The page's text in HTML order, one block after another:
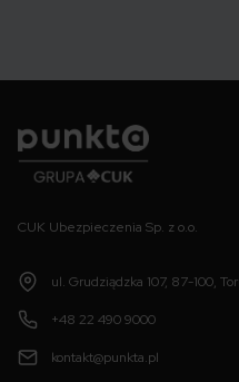
CUK Ubezpieczenia Sp. z o.o.
ul. Grudziądzka 107, 87-100,
+48 22 490 9000
kontakt@punkta.pl